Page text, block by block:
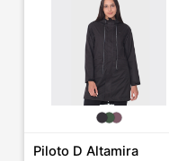
Piloto D Altamira